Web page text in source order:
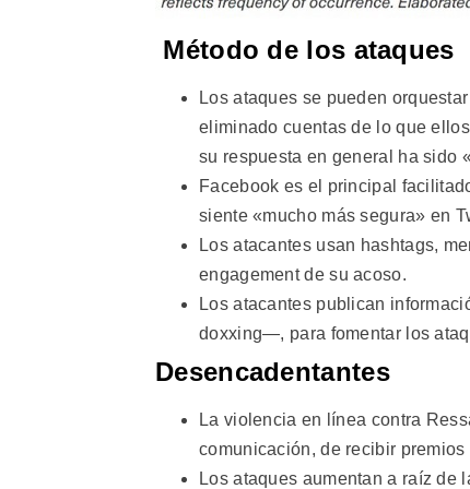
Método de los ataques
Los ataques se pueden
eliminado cuentas de lo que
su respuesta en general ha sido
Facebook es el principal
siente «mucho más segura» en
Los atacantes usan hashtags,
engagement de su acoso.
Los atacantes publican
doxxing—, para fomentar los
Desencadentantes
La violencia en línea contra
comunicación, de recibir
Los ataques aumentan a raíz de